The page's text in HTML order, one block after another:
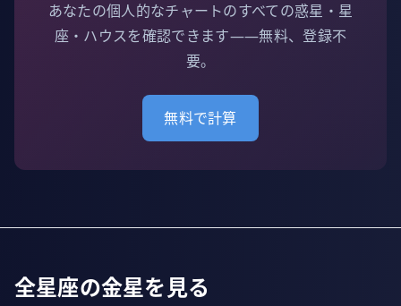
あなたの個人的なチャートのすべての惑星・星
座・ハウスを確認できます——無料、登録不
要。
無料で計算
全星座の金星を見る